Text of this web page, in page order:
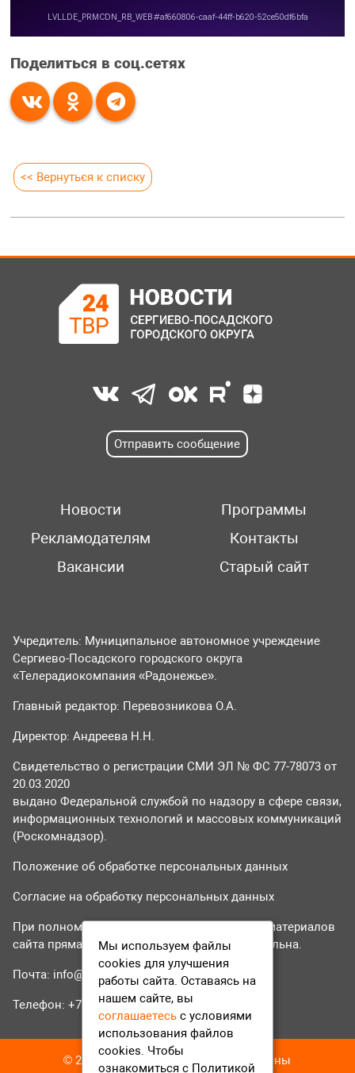
Поделиться в соц.сетях
<< Вернуться к списку
Отправить сообщение
Новости
Программы
Рекламодателям
Контакты
Вакансии
Старый сайт
Учредитель: Муниципальное автономное учреждение
Сергиево-Посадского городского округа
«Телерадиокомпания «Радонежье».
Главный редактор: Перевозникова О.А.
Директор: Андреева Н.Н.
Свидетельство о регистрации СМИ ЭЛ № ФС 77-78073 от
20.03.2020
выдано Федеральной службой по надзору в сфере связи,
информационных технологий и массовых коммуникаций
(Роскомнадзор).
Положение об обработке персональных данных
Согласие на обработку персональных данных
При полном или частичном использовании материалов
сайта прямая гиперссылка на tvr24.tv обязательна.
Почта: info@tvr24.tv
Телефон: +7 (496) 551-04-95
© 2016-2023 ТВР24 Все права защищены
Мы используем файлы
cookies для улучшения
работы сайта. Оставаясь на
нашем сайте, вы
соглашаетесь с условиями
использования файлов
cookies. Чтобы
ознакомиться с Политикой